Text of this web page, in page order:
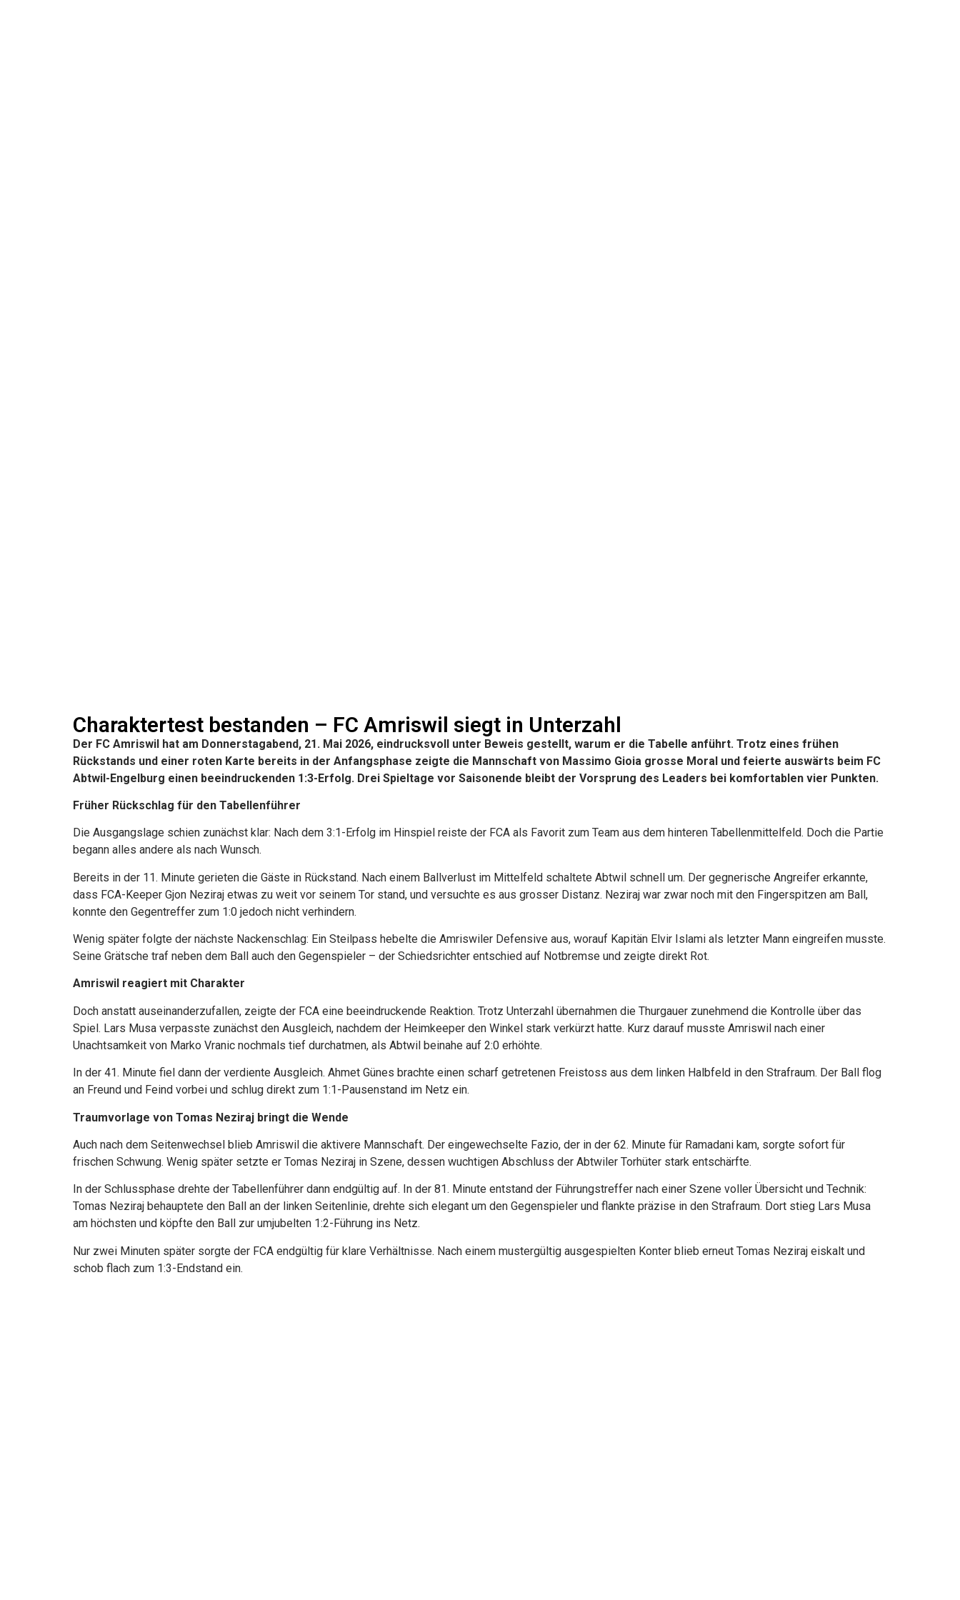
Charaktertest bestanden – FC Amriswil siegt in Unterzahl
Der FC Amriswil hat am Donnerstagabend, 21. Mai 2026, eindrucksvoll unter Beweis gestellt, warum er die Tabelle anführt. Trotz eines frühen
Rückstands und einer roten Karte bereits in der Anfangsphase zeigte die Mannschaft von Massimo Gioia grosse Moral und feierte auswärts beim FC
Abtwil-Engelburg einen beeindruckenden 1:3-Erfolg. Drei Spieltage vor Saisonende bleibt der Vorsprung des Leaders bei komfortablen vier Punkten.
Früher Rückschlag für den Tabellenführer
Die Ausgangslage schien zunächst klar: Nach dem 3:1-Erfolg im Hinspiel reiste der FCA als Favorit zum Team aus dem hinteren Tabellenmittelfeld. Doch die Partie
begann alles andere als nach Wunsch.
Bereits in der 11. Minute gerieten die Gäste in Rückstand. Nach einem Ballverlust im Mittelfeld schaltete Abtwil schnell um. Der gegnerische Angreifer erkannte,
dass FCA-Keeper Gjon Neziraj etwas zu weit vor seinem Tor stand, und versuchte es aus grosser Distanz. Neziraj war zwar noch mit den Fingerspitzen am Ball,
konnte den Gegentreffer zum 1:0 jedoch nicht verhindern.
Wenig später folgte der nächste Nackenschlag: Ein Steilpass hebelte die Amriswiler Defensive aus, worauf Kapitän Elvir Islami als letzter Mann eingreifen musste.
Seine Grätsche traf neben dem Ball auch den Gegenspieler – der Schiedsrichter entschied auf Notbremse und zeigte direkt Rot.
Amriswil reagiert mit Charakter
Doch anstatt auseinanderzufallen, zeigte der FCA eine beeindruckende Reaktion. Trotz Unterzahl übernahmen die Thurgauer zunehmend die Kontrolle über das
Spiel. Lars Musa verpasste zunächst den Ausgleich, nachdem der Heimkeeper den Winkel stark verkürzt hatte. Kurz darauf musste Amriswil nach einer
Unachtsamkeit von Marko Vranic nochmals tief durchatmen, als Abtwil beinahe auf 2:0 erhöhte.
In der 41. Minute fiel dann der verdiente Ausgleich. Ahmet Günes brachte einen scharf getretenen Freistoss aus dem linken Halbfeld in den Strafraum. Der Ball flog
an Freund und Feind vorbei und schlug direkt zum 1:1-Pausenstand im Netz ein.
Traumvorlage von Tomas Neziraj bringt die Wende
Auch nach dem Seitenwechsel blieb Amriswil die aktivere Mannschaft. Der eingewechselte Fazio, der in der 62. Minute für Ramadani kam, sorgte sofort für
frischen Schwung. Wenig später setzte er Tomas Neziraj in Szene, dessen wuchtigen Abschluss der Abtwiler Torhüter stark entschärfte.
In der Schlussphase drehte der Tabellenführer dann endgültig auf. In der 81. Minute entstand der Führungstreffer nach einer Szene voller Übersicht und Technik:
Tomas Neziraj behauptete den Ball an der linken Seitenlinie, drehte sich elegant um den Gegenspieler und flankte präzise in den Strafraum. Dort stieg Lars Musa
am höchsten und köpfte den Ball zur umjubelten 1:2-Führung ins Netz.
Nur zwei Minuten später sorgte der FCA endgültig für klare Verhältnisse. Nach einem mustergültig ausgespielten Konter blieb erneut Tomas Neziraj eiskalt und
schob flach zum 1:3-Endstand ein.